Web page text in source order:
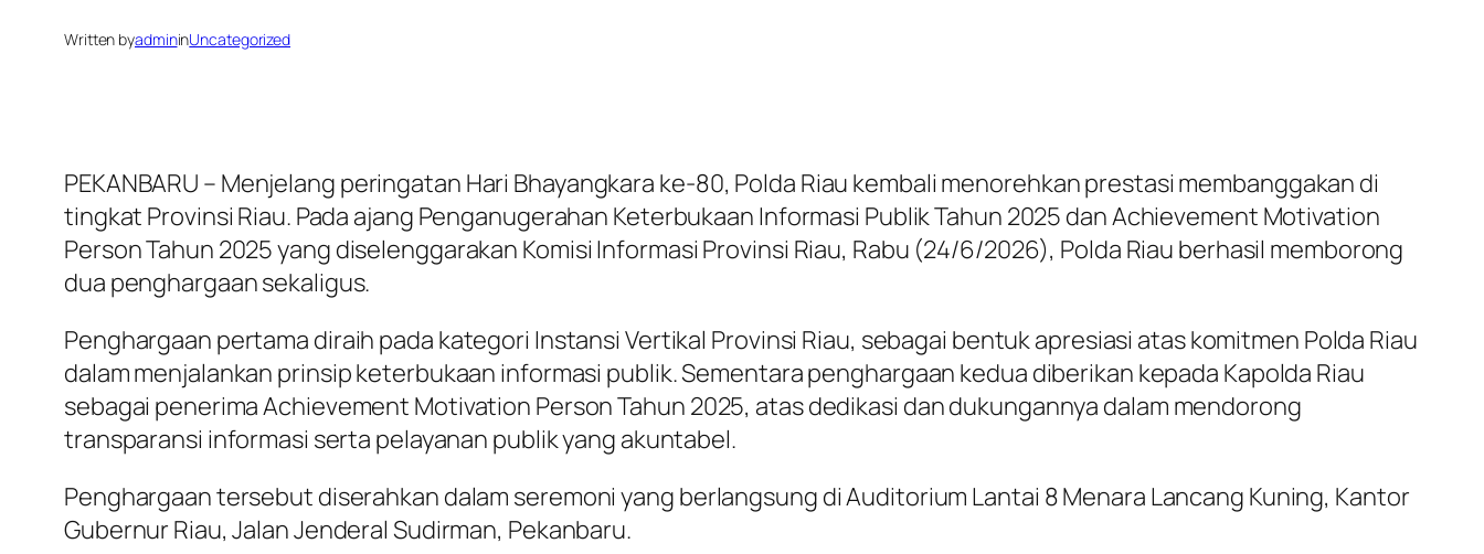
Written byadmininUncategorized
PEKANBARU – Menjelang peringatan Hari Bhayangkara ke-80, Polda Riau kembali menorehkan prestasi membanggakan di
tingkat Provinsi Riau. Pada ajang Penganugerahan Keterbukaan Informasi Publik Tahun 2025 dan Achievement Motivation
Person Tahun 2025 yang diselenggarakan Komisi Informasi Provinsi Riau, Rabu (24/6/2026), Polda Riau berhasil memborong
dua penghargaan sekaligus.
Penghargaan pertama diraih pada kategori Instansi Vertikal Provinsi Riau, sebagai bentuk apresiasi atas komitmen Polda Riau
dalam menjalankan prinsip keterbukaan informasi publik. Sementara penghargaan kedua diberikan kepada Kapolda Riau
sebagai penerima Achievement Motivation Person Tahun 2025, atas dedikasi dan dukungannya dalam mendorong
transparansi informasi serta pelayanan publik yang akuntabel.
Penghargaan tersebut diserahkan dalam seremoni yang berlangsung di Auditorium Lantai 8 Menara Lancang Kuning, Kantor
Gubernur Riau, Jalan Jenderal Sudirman, Pekanbaru.